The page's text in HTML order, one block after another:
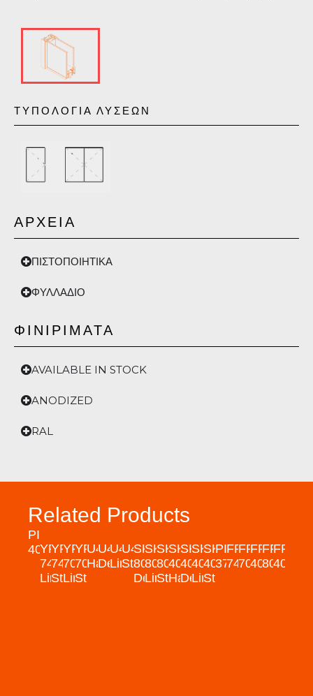
ΤΥΠΟΛΟΓΙΑ ΛΥΣΕΩΝ
ΑΡΧΕΙΑ
ΠΙΣΤΟΠΟΙΗΤΙΚΑ
ΦΥΛΛΑΔΙΟ
ΦΙΝΙΡΙΜΑΤΑ
AVAILABLE IN STOCK
ANODIZED
RAL
Related Products
PIVOT
40YPSILON
74
Linear
YPSILON
74
Standard
YPSILON
70
Linear
YPSILON
70
Standard
U40
Hammam
U40
Deluxe
U40
Linear
U40
Standard
SKINNY
80
Deluxe
SKINNY
80
Linear
SKINNY
80
Standard
SKINNY
40
Hammam
SKINNY
40
Deluxe
SKINNY
40
Linear
SKINNY
40
Standard
PIVOT
37
FRAME
74
FRAME
70
FRAME
40U
FRAME
80W
40W